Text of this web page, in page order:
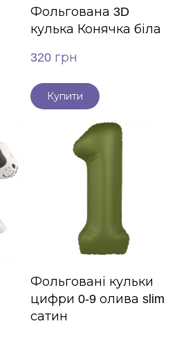
Фольгована 3D
кулька Конячка біла
320 грн
Купити
Фольговані кульки
цифри 0-9 олива slim
сатин